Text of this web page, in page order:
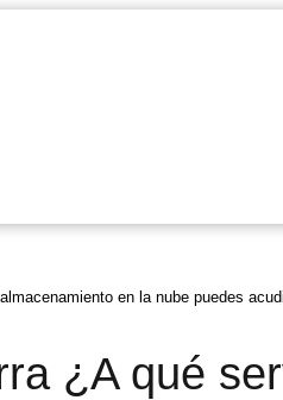
en la nube puedes
¿A qué